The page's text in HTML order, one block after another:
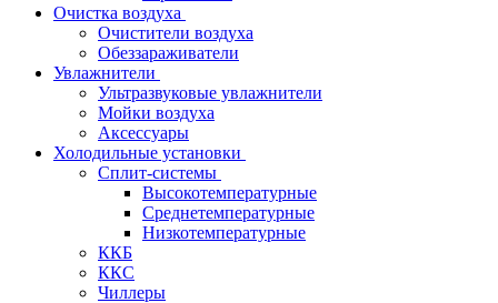
Очистка воздуха
Очистители воздуха
Обеззараживатели
Увлажнители
Ультразвуковые увлажнители
Мойки воздуха
Аксессуары
Холодильные установки
Сплит-системы
Высокотемпературные
Среднетемпературные
Низкотемпературные
ККБ
ККС
Чиллеры